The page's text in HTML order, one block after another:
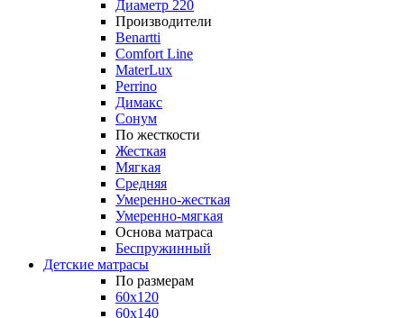
Диаметр 220
Производители
Benartti
Comfort Line
MaterLux
Perrino
Димакс
Сонум
По жесткости
Жесткая
Мягкая
Средняя
Умеренно-жесткая
Умеренно-мягкая
Основа матраса
Беспружинный
Детские матрасы
По размерам
60x120
60x140